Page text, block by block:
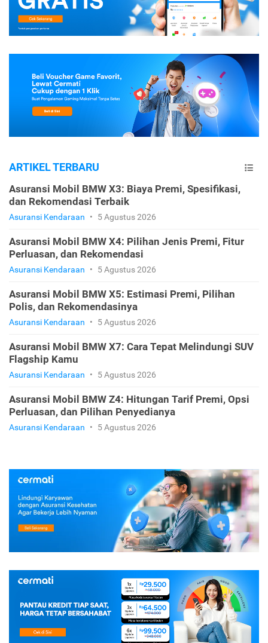
ARTIKEL TERBARU
Asuransi Mobil BMW X3: Biaya Premi, Spesifikasi,
dan Rekomendasi Terbaik
Asuransi Kendaraan • 5 Agustus 2026
Asuransi Mobil BMW X4: Pilihan Jenis Premi, Fitur
Perluasan, dan Rekomendasi
Asuransi Kendaraan • 5 Agustus 2026
Asuransi Mobil BMW X5: Estimasi Premi, Pilihan
Polis, dan Rekomendasinya
Asuransi Kendaraan • 5 Agustus 2026
Asuransi Mobil BMW X7: Cara Tepat Melindungi SUV
Flagship Kamu
Asuransi Kendaraan • 5 Agustus 2026
Asuransi Mobil BMW Z4: Hitungan Tarif Premi, Opsi
Perluasan, dan Pilihan Penyedianya
Asuransi Kendaraan • 5 Agustus 2026